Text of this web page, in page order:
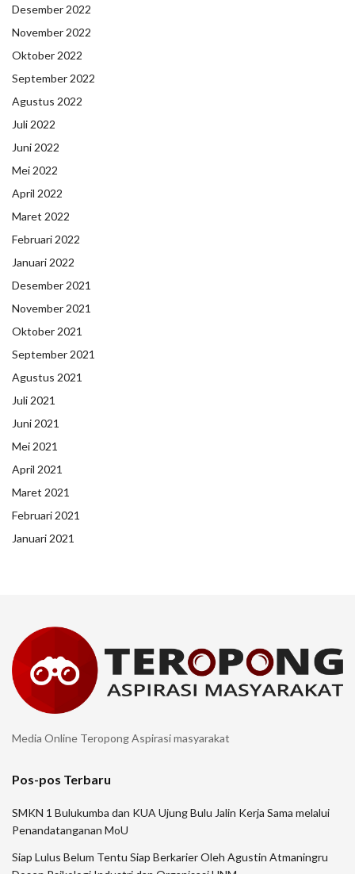
Desember 2022
November 2022
Oktober 2022
September 2022
Agustus 2022
Juli 2022
Juni 2022
Mei 2022
April 2022
Maret 2022
Februari 2022
Januari 2022
Desember 2021
November 2021
Oktober 2021
September 2021
Agustus 2021
Juli 2021
Juni 2021
Mei 2021
April 2021
Maret 2021
Februari 2021
Januari 2021
Media Online Teropong Aspirasi masyarakat
Pos-pos Terbaru
SMKN 1 Bulukumba dan KUA Ujung Bulu Jalin Kerja Sama melalui
Penandatanganan MoU
Siap Lulus Belum Tentu Siap Berkarier Oleh Agustin Atmaningru